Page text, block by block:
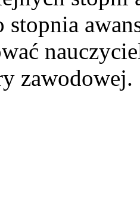
stopnia
zawodowej.